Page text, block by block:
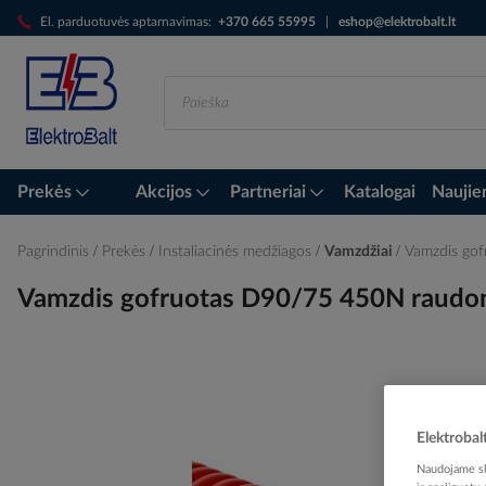
El. parduotuvės aptarnavimas: +370 665 55995 eshop@elektrobalt.lt
Skip
to
Content
Prekės Akcijos Partneriai Katalogai
Pagrindinis Prekės Instaliacinės medžiagos Vamzdžiai Vamzdis
Vamzdis gofruotas D90/75 450N
Naudojame